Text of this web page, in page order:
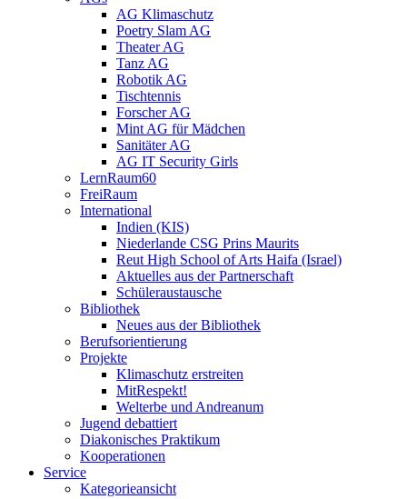
AG Klimaschutz
Poetry Slam AG
Theater AG
Tanz AG
Robotik AG
Tischtennis
Forscher AG
Mint AG für Mädchen
Sanitäter AG
AG IT Security Girls
LernRaum60
FreiRaum
International
Indien (KIS)
Niederlande CSG Prins Maurits
Reut High School of Arts Haifa (Israel)
Aktuelles aus der Partnerschaft
Schüleraustausche
Bibliothek
Neues aus der Bibliothek
Berufsorientierung
Projekte
Klimaschutz erstreiten
MitRespekt!
Welterbe und Andreanum
Jugend debattiert
Diakonisches Praktikum
Kooperationen
Service
Kategorieansicht